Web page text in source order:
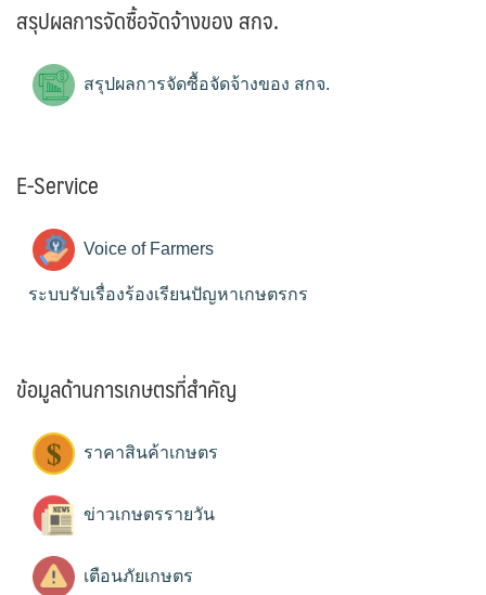
สรุปผลการจัดซื้อจัดจ้างของ สกจ.
สรุปผลการจัดซื้อจัดจ้างของ สกจ.
E-Service
Voice of Farmers
ระบบรับเรื่องร้องเรียนปัญหาเกษตรกร
ข้อมูลด้านการเกษตรที่สำคัญ
ราคาสินค้าเกษตร
ข่าวเกษตรรายวัน
เตือนภัยเกษตร